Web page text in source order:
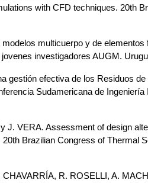
with CFD techniques. 20th
multicuerpo y de elementos
investigadores AUGM.
gestión efectiva de los Residuos
Sudamericana de
J. VERA. Assessment of design
Brazilian Congress of Thermal
R. ROSELLI, A.